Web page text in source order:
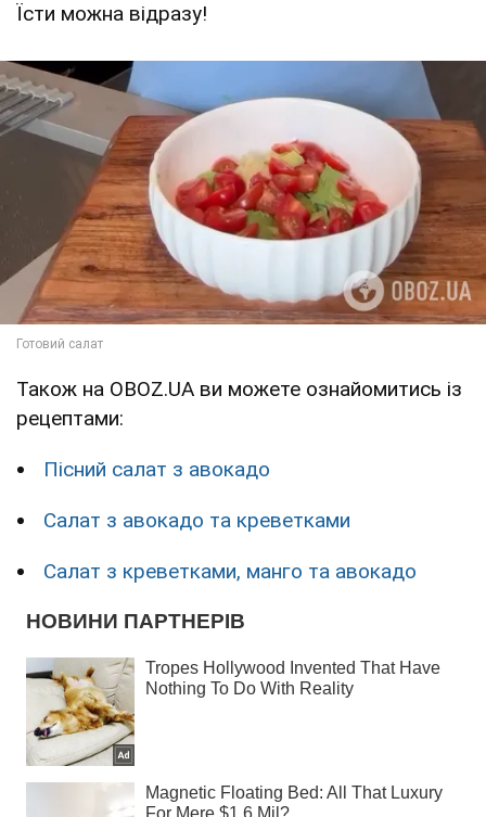
Їсти можна відразу!
Також на OBOZ.UA ви можете ознайомитись із
рецептами:
Пісний салат з авокадо
Салат з авокадо та креветками
Салат з креветками, манго та авокадо